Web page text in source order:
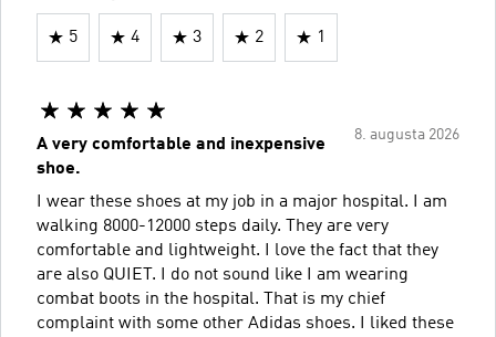
5 4 3 2 1
8. augusta 2026
A very comfortable and inexpensive
shoe.
I wear these shoes at my job in a major hospital. I am
walking 8000-12000 steps daily. They are very
comfortable and lightweight. I love the fact that they
are also QUIET. I do not sound like I am wearing
combat boots in the hospital. That is my chief
complaint with some other Adidas shoes. I liked these